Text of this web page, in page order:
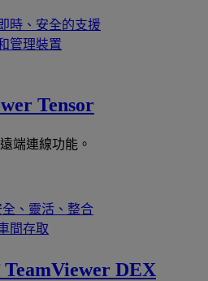
時、安全的支援
管理裝置
Tensor
端連線功能。
全、靈活、整合
間存取
TeamViewer DEX